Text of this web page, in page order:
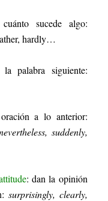
sucede algo:
hardly…
palabra siguiente:
a lo anterior:
suddenly,
: dan la opinión
surprisingly, clearly,